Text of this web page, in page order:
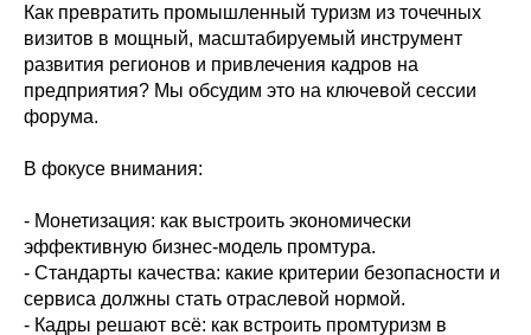
Как превратить промышленный туризм из точечных
визитов в мощный, масштабируемый инструмент
развития регионов и привлечения кадров на
предприятия? Мы обсудим это на ключевой сессии
форума.
В фокусе внимания:
- Монетизация: как выстроить экономически
эффективную бизнес-модель промтура.
- Стандарты качества: какие критерии безопасности и
сервиса должны стать отраслевой нормой.
- Кадры решают всё: как встроить промтуризм в